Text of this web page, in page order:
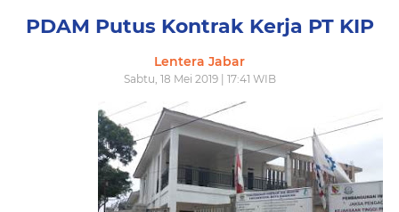
PDAM Putus Kontrak Kerja PT KIP
Lentera Jabar
Sabtu, 18 Mei 2019 | 17:41 WIB